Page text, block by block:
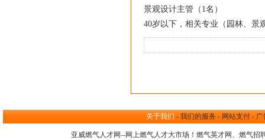
景观设计主管（1名）
40岁以下，相关专业（园林、景
关于我们 - 我们的服务 - 网站支付- 广
亚威燃气人才网--网上燃气人才大市场 ！ 燃气英才网 、 燃气招